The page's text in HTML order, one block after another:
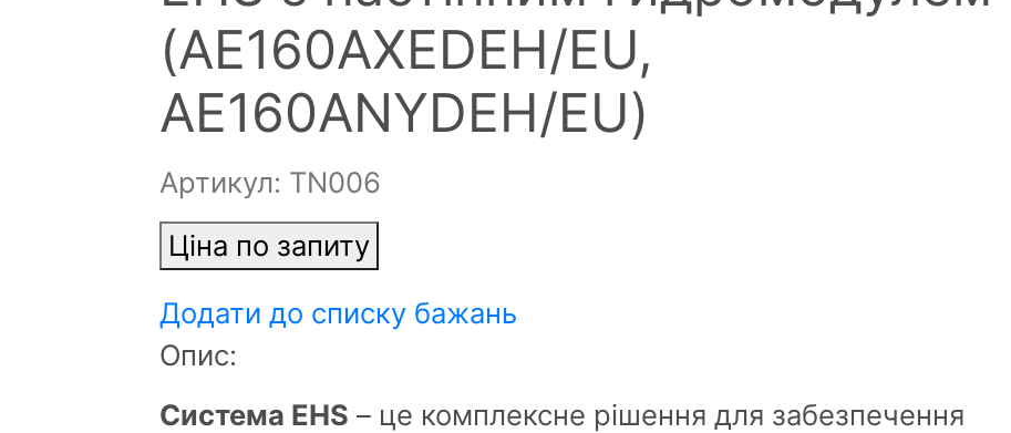
(AE160AXEDEH/EU,
AE160ANYDEH/EU)
Артикул: ТN006
Ціна по запиту
Додати до списку бажань
Опис:
Система EHS – це комплексне рішення для забезпечення